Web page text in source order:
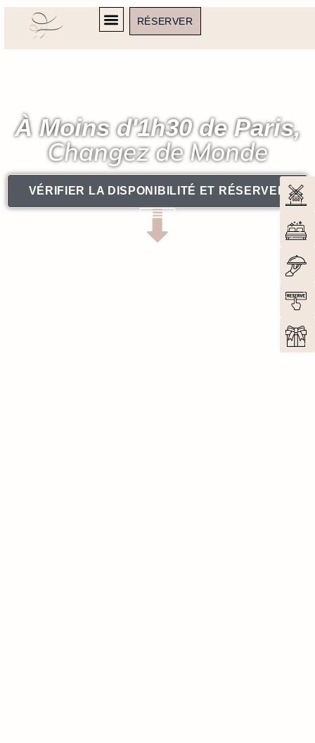
RÉSERVER
À Moins d'1h30 de Paris,
Changez de Monde
VÉRIFIER LA DISPONIBILITÉ ET RÉSERVER